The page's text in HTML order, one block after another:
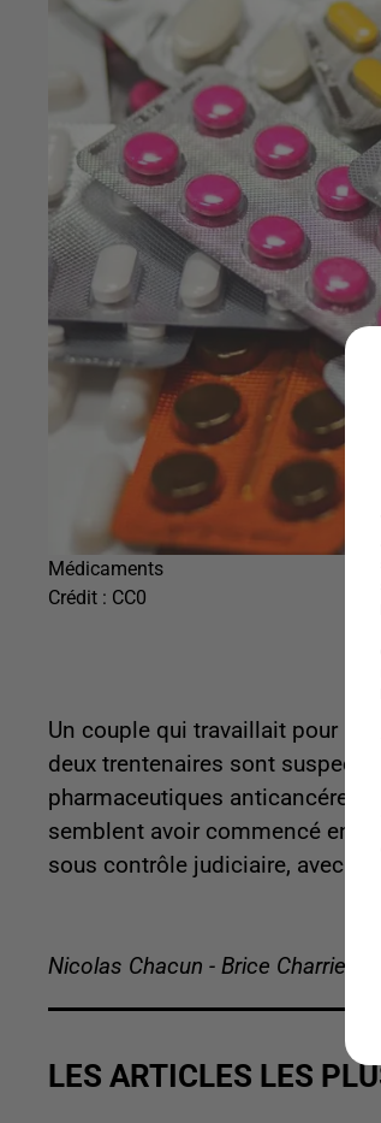
Médicaments
Crédit : CC0
Un couple qui travaillait pour
deux trentenaires sont
pharmaceutiques
semblent avoir commencé en
sous contrôle judiciaire, avec
Nicolas Chacun - Brice Charrier
LES ARTICLES LES